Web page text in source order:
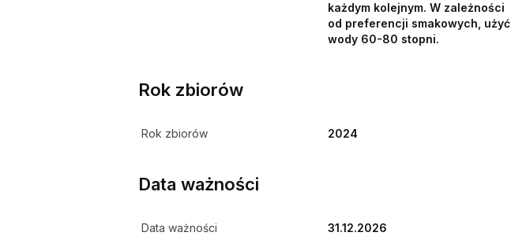
każdym kolejnym. W zależności
od preferencji smakowych, użyć
wody 60-80 stopni.
Rok zbiorów
Rok zbiorów 2024
Data ważności
Data ważności 31.12.2026